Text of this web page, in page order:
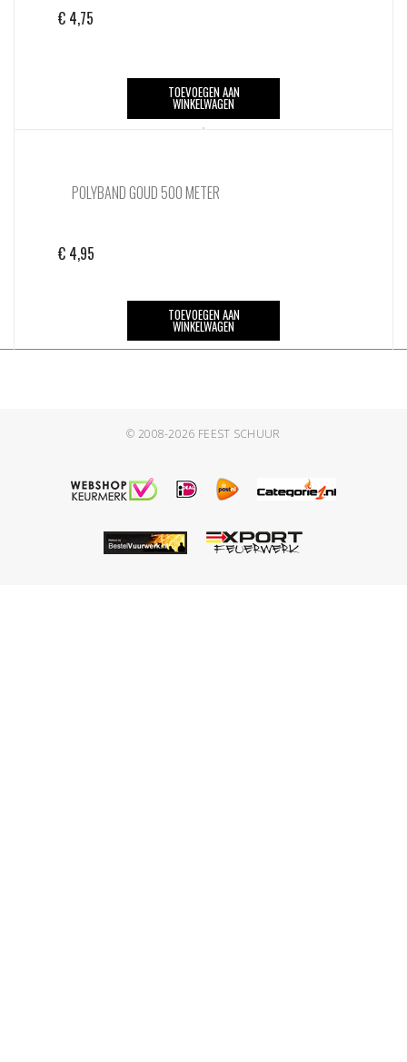
€ 4,75
TOEVOEGEN AAN
WINKELWAGEN
POLYBAND GOUD 500 METER
€ 4,95
TOEVOEGEN AAN
WINKELWAGEN
© 2008-2026 FEEST SCHUUR